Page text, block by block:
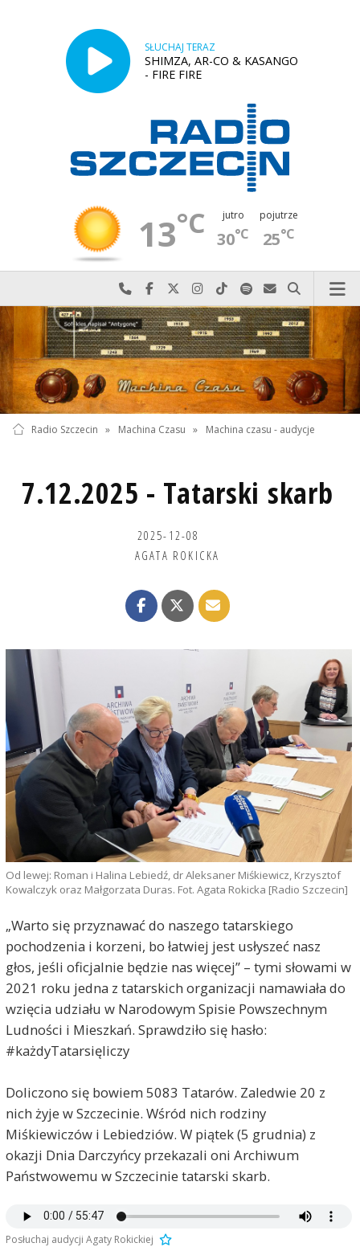
SŁUCHAJ TERAZ
SHIMZA, AR-CO & KASANGO
- FIRE FIRE
13°C jutro
30°C
pojutrze
25°C
Najlepiej po prostu do nas zadzwoń
Odwiedź nas na Facebook-u
Odwiedź nas na X
Odwiedź nas na Instagram-ie
Odwiedź nas na TikTok-u
Szukaj nas na Spotify
Wyślij do nas
Szukaj
Radio Szczecin » Machina Czasu » Machina czasu - audycje
7.12.2025 - Tatarski skarb
2025-12-08
AGATA ROKICKA
Od lewej: Roman i Halina Lebiedź, dr Aleksaner Miśkiewicz, Krzysztof
Kowalczyk oraz Małgorzata Duras. Fot. Agata Rokicka [Radio Szczecin]
„Warto się przyznawać do naszego tatarskiego
pochodzenia i korzeni, bo łatwiej jest usłyszeć nasz
głos, jeśli oficjalnie będzie nas więcej” – tymi słowami w
2021 roku jedna z tatarskich organizacji namawiała do
wzięcia udziału w Narodowym Spisie Powszechnym
Ludności i Mieszkań. Sprawdziło się hasło:
#każdyTatarsięliczy
Doliczono się bowiem 5083 Tatarów. Zaledwie 20 z
nich żyje w Szczecinie. Wśród nich rodziny
Miśkiewiczów i Lebiedziów. W piątek (5 grudnia) z
okazji Dnia Darczyńcy przekazali oni Archiwum
Państwowemu w Szczecinie tatarski skarb.
Posłuchaj audycji Agaty Rokickiej